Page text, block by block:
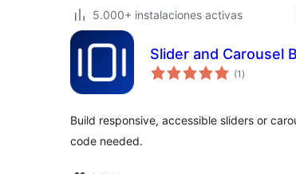
5.000+ instalaciones activas
Slider and Carousel
(1 valoraciones
en
)
Build responsive, accessible sliders or
code needed.